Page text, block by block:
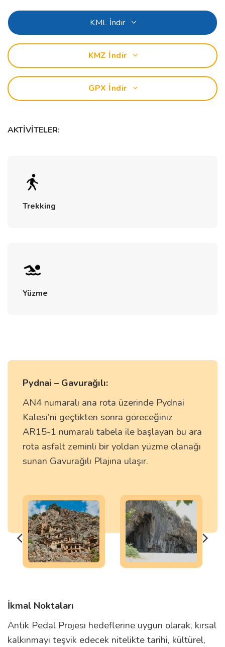
KML İndir
KMZ İndir
GPX İndir
AKTİVİTELER:
Trekking
Yüzme
Pydnai – Gavurağılı:
AN4 numaralı ana rota üzerinde Pydnai
Kalesi’ni geçtikten sonra göreceğiniz
AR15-1 numaralı tabela ile başlayan bu ara
rota asfalt zeminli bir yoldan yüzme olanağı
sunan Gavurağılı Plajına ulaşır.
İkmal Noktaları
Antik Pedal Projesi hedeflerine uygun olarak, kırsal
kalkınmayı teşvik edecek nitelikte tarihi, kültürel,